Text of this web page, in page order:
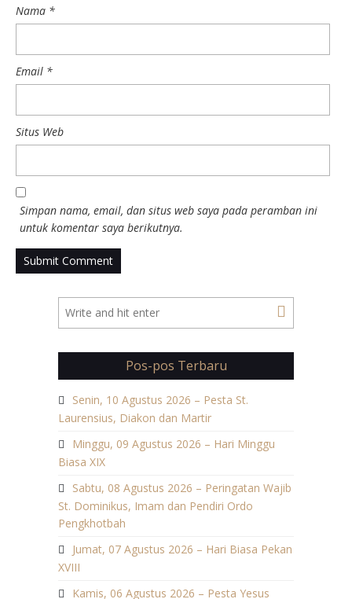
Nama *
Email *
Situs Web
Simpan nama, email, dan situs web saya pada peramban ini
untuk komentar saya berikutnya.
Pos-pos Terbaru
Senin, 10 Agustus 2026 – Pesta St.
Laurensius, Diakon dan Martir
Minggu, 09 Agustus 2026 – Hari Minggu
Biasa XIX
Sabtu, 08 Agustus 2026 – Peringatan Wajib
St. Dominikus, Imam dan Pendiri Ordo
Pengkhotbah
Jumat, 07 Agustus 2026 – Hari Biasa Pekan
XVIII
Kamis, 06 Agustus 2026 – Pesta Yesus